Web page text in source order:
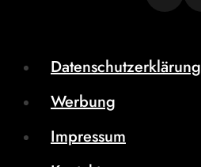
Datenschutzerklärung
Werbung
Impressum